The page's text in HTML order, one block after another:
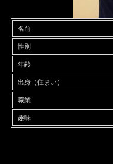
名前
性別
年齢
出身（住まい）
職業
趣味